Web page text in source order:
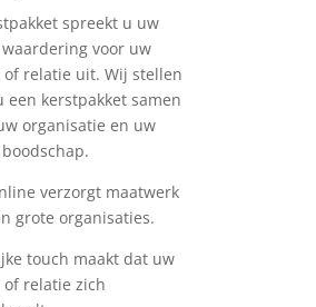
spreekt u uw
voor uw
of relatie uit. Wij stellen
een kerstpakket samen
organisatie en uw
verzorgt maatwerk
grote organisaties.
touch maakt dat uw
relatie zich